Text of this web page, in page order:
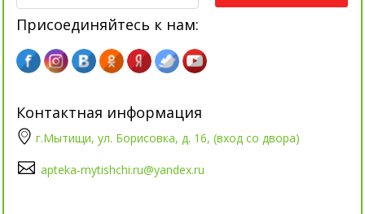
Присоединяйтесь к нам:
Контактная информация
г.Мытищи, ул. Борисовка, д. 16, (вход со двора)
apteka-mytishchi.ru@yandex.ru